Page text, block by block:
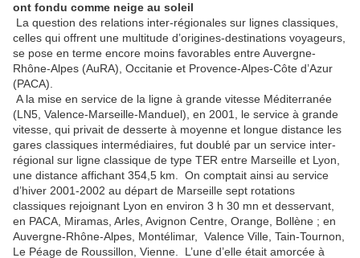
ont fondu comme neige au soleil
La question des relations inter-régionales sur lignes classiques,
celles qui offrent une multitude d’origines-destinations voyageurs,
se pose en terme encore moins favorables entre Auvergne-
Rhône-Alpes (AuRA), Occitanie et Provence-Alpes-Côte d’Azur
(PACA).
A la mise en service de la ligne à grande vitesse Méditerranée
(LN5, Valence-Marseille-Manduel), en 2001, le service à grande
vitesse, qui privait de desserte à moyenne et longue distance les
gares classiques intermédiaires, fut doublé par un service inter-
régional sur ligne classique de type TER entre Marseille et Lyon,
une distance affichant 354,5 km. On comptait ainsi au service
d’hiver 2001-2002 au départ de Marseille sept rotations
classiques rejoignant Lyon en environ 3 h 30 mn et desservant,
en PACA, Miramas, Arles, Avignon Centre, Orange, Bollène ; en
Auvergne-Rhône-Alpes, Montélimar, Valence Ville, Tain-Tournon,
Le Péage de Roussillon, Vienne. L’une d’elle était amorcée à